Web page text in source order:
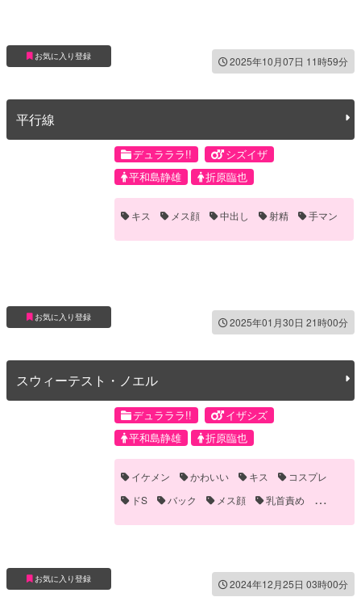
お気に入り登録 2025年10月07日 11時59分
平行線
お気に入り登録
デュラララ!!
シズイザ
平和島静雄
折原臨也
キス メス顔 中出し 射精 手マン
2025年01月30日 21時00分
スウィーテスト・ノエル
お気に入り登録
デュラララ!!
イザシズ
平和島静雄
折原臨也
イケメン かわいい キス
コスプレ
ドS
バック メス顔
乳首責め
手マン
2024年12月25日 03時00分